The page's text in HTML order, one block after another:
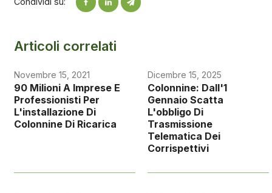
Articoli correlati
Novembre 15, 2021
90 Milioni A Imprese E
Professionisti Per
L'installazione Di
Colonnine Di Ricarica
Dicembre 15, 2025
Colonnine: Dall'1
Gennaio Scatta
L'obbligo Di
Trasmissione
Telematica Dei
Corrispettivi